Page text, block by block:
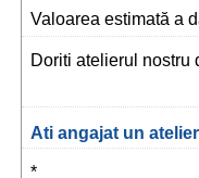
Valoarea estimată a
Doriti atelierul nostru
Ati angajat un
*